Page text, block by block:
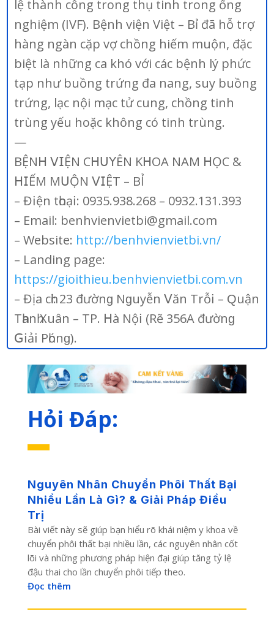
lệ thành công trong thụ tinh trong ống
nghiệm (IVF). Bệnh viện Việt – Bỉ đã hỗ trợ
hàng ngàn cặp vợ chồng hiếm muộn, đặc
biệt là những ca khó với các bệnh lý phức
tạp như buồng trứng đa nang, suy buồng
trứng, lạc nội mạc tử cung, chồng tinh
trùng yếu hoặc không có tinh trùng.
—
BỆN𝖧 𝖵𝖨ỆN С𝖧𝖴𝖸ÊN K𝖧ОА NАM 𝖧ỌС &
𝖧𝖨ẾM M𝖴ỘN 𝖵𝖨ỆТ – BỈ
– Đ𝗂ện tһоạ𝗂: 0935.938.268 – 0932.131.393
– Email: benhvienvietbi@gmail.com
– Website: http://benhvienvietbi.vn/
– Landing page:
https://gioithieu.benhvienvietbi.com.vn
– Địа сһἰ: 23 đườnɡ Nɡuуễn 𝖵ăn Тrỗ𝗂 – Ԛuận
Тһаnһ Хuân – ТР. 𝖧à Nộ𝗂 (Rẽ 356А đườnɡ
𝖦𝗂ả𝗂 Рһónɡ).
Hỏi Đáp:
Nguyên Nhân Chuyển Phôi Thất Bại
Nhiều Lần Là Gì? & Giải Pháp Điều
Trị
Bài viết này sẽ giúp bạn hiểu rõ khái niệm y khoa về
chuyển phôi thất bại nhiều lần, các nguyên nhân cốt
lõi và những phương pháp hiện đại giúp tăng tỷ lệ
đậu thai cho lần chuyển phôi tiếp theo.
Đọc thêm